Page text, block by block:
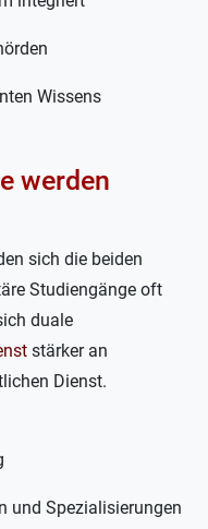
Wissens
werden
sich die beiden
Studiengänge oft
duale
stärker an
Dienst.
und Spezialisierungen